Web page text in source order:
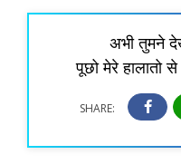
अभी तुमने
पूछो मेरे हालातो
SHARE: